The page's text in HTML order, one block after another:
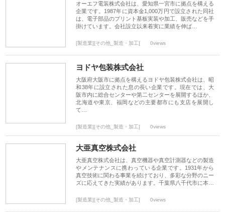
オーエフ電装株式会社は、愛知県一宮市に拠点を構える
企業です。1987年に資本金1,000万円で設立された同社
は、電子部品のプリント基板実装や加工、販売などを手
掛けています。会社設立以来着実に業績を伸ば…
[製造業][その他_製造・加工] 0views
ヨドヤ包装株式会社
大阪府大阪市に拠点を構えるヨドヤ包装株式会社は、昭
和38年に設立された息の長い企業です。現在では、大
阪市内に総合センターや第二センターを展開するほか、
北海道や東京、福岡などの主要都市にも支店を展開し
て…
[製造業][その他_製造・加工] 0views
大亜真空株式会社
大亜真空株式会社は、真空機器や真空計測器などの製造
やメンテナンスに携わっている企業です。1931年から
真空技術に関わる事業を続けており、多彩な分野のニー
ズに応えてきた実績があります。千葉県八千代市に本…
[製造業][その他_製造・加工] 0views